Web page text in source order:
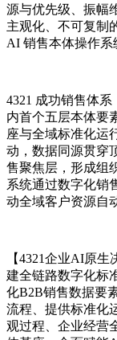
源与优先级、振幅
主观化、不可复制
AI 销售本体操作系
4321 成功销售体系
内首个五层本体要
座与全域标准化运
动，数据同源贯穿
售聚焦层，形成组
系统通过数字化销
动全域客户资源自
【4321企业AI原生
建全链路数字化标
化B2B销售数据要
流程、提供标准化
观过程、企业经营